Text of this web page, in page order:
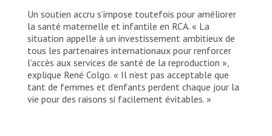
Un soutien accru s’impose toutefois pour améliorer
la santé maternelle et infantile en RCA. « La
situation appelle à un investissement ambitieux de
tous les partenaires internationaux pour renforcer
l’accès aux services de santé de la reproduction »,
explique René Colgo. « Il n’est pas acceptable que
tant de femmes et d’enfants perdent chaque jour la
vie pour des raisons si facilement évitables. »